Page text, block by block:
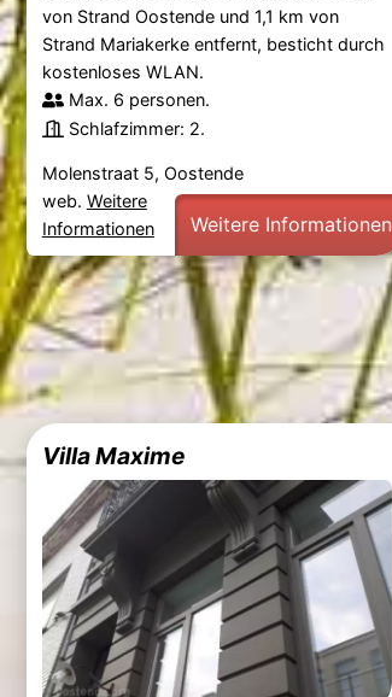
von Strand Oostende und 1,1 km von
Strand Mariakerke entfernt, besticht durch
kostenloses WLAN.
Max. 6 personen.
Schlafzimmer: 2.
Molenstraat 5, Oostende
web. Weitere
Informationen
Weitere Informationen
Villa Maxime